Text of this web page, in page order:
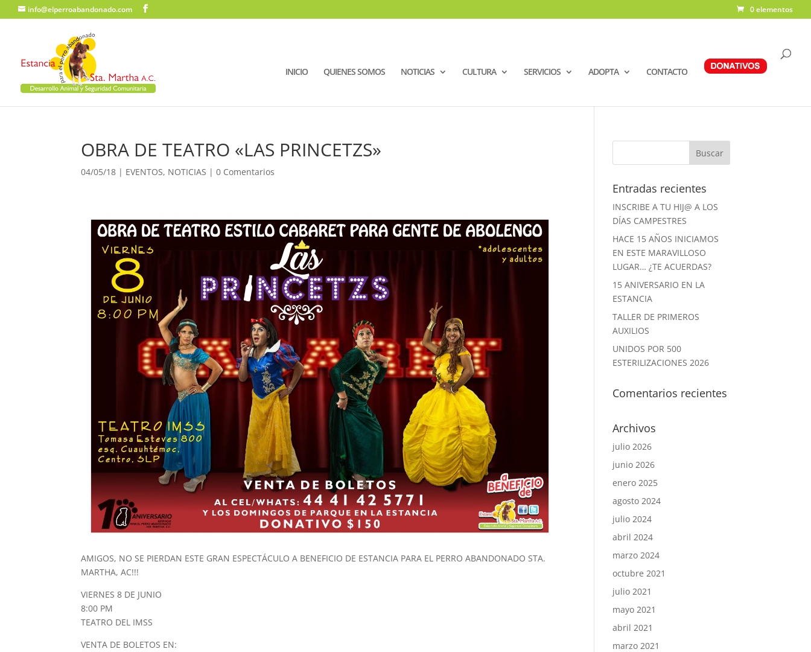
info@elperroabandonado.com 0 elementos
INICIO QUIENES SOMOS NOTICIAS CULTURA SERVICIOS ADOPTA CONTACTO
OBRA DE TEATRO «LAS PRINCETZS»
04/05/18 | EVENTOS, NOTICIAS |0 Comentarios
AMIGOS, NO SE PIERDAN ESTE GRAN ESPECTÁCULO A BENEFICIO DE ESTANCIA PARA EL PERRO ABANDONADO STA.
MARTHA, AC!!!
VIERNES 8 DE JUNIO
8:00 PM
TEATRO DEL IMSS
VENTA DE BOLETOS EN:
Entradas recientes
INSCRIBE A TU HIJ@ A LOS
DÍAS CAMPESTRES
HACE 15 AÑOS INICIAMOS
EN ESTE MARAVILLOSO
LUGAR… ¿TE ACUERDAS?
15 ANIVERSARIO EN LA
ESTANCIA
TALLER DE PRIMEROS
AUXILIOS
UNIDOS POR 500
ESTERILIZACIONES 2026
Comentarios recientes
Archivos
julio 2026
junio 2026
enero 2025
agosto 2024
julio 2024
abril 2024
marzo 2024
octubre 2021
julio 2021
mayo 2021
abril 2021
marzo 2021